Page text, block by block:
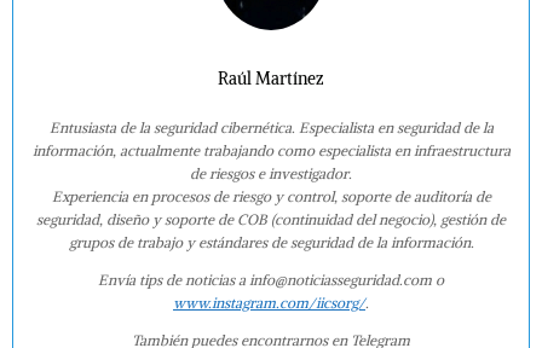
Raúl Martínez
Entusiasta de la seguridad cibernética. Especialista en seguridad de la
información, actualmente trabajando como especialista en infraestructura
de riesgos e investigador.
Experiencia en procesos de riesgo y control, soporte de auditoría de
seguridad, diseño y soporte de COB (continuidad del negocio), gestión de
grupos de trabajo y estándares de seguridad de la información.
Envía tips de noticias a info@noticiasseguridad.com o
www.instagram.com/iicsorg/.
También puedes encontrarnos en Telegram